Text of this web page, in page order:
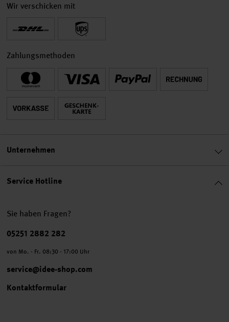
Service Hotline
Sie haben Fragen?
Telefonnummer
05251 2882 282
von Mo. - Fr. 08:30 - 17:00 Uhr
service@idee-shop.com
Kontaktformular
Wir verschicken mit
Zahlungsmethoden
Unternehmen